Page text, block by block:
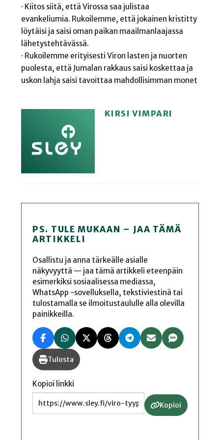
· Kiitos siitä, että Virossa saa julistaa
evankeliumia. Rukoilemme, että jokainen kristitty
löytäisi ja saisi oman paikan maailmanlaajassa
lähetystehtävässä.
· Rukoilemme erityisesti Viron lasten ja nuorten
puolesta, että Jumalan rakkaus saisi koskettaa ja
uskon lahja saisi tavoittaa mahdollisimman monet
KIRSI VIMPARI
PS. TULE MUKAAN – JAA TÄMÄ
ARTIKKELI
Osallistu ja anna tärkeälle asialle
näkyvyyttä — jaa tämä artikkeli eteenpäin
esimerkiksi sosiaalisessa mediassa,
WhatsApp -sovelluksella, tekstiviestinä tai
tulostamalla se ilmoitustaululle alla olevilla
painikkeilla.
Tulosta
Kopioi linkki
Kopioi